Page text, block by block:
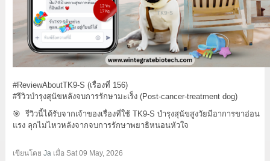
#ReviewAboutTK9-S (เรื่องที่ 156)
#รีวิวบำรุงสุนัขหลังจบการรักษามะเร็ง (Post-cancer-treatment dog)
🎯 รีวิวนี้ได้รับจากเจ้าของเรื่องที่ใช้ TK9-S บำรุงสุนัขสูงวัยมีอาการขาอ่อน
แรง ลุกไม่ไหวหลังจากจบการรักษาพยาธิหนอนหัวใจ
เขียนโดย Jaเมื่อ Sat 09 May, 2026